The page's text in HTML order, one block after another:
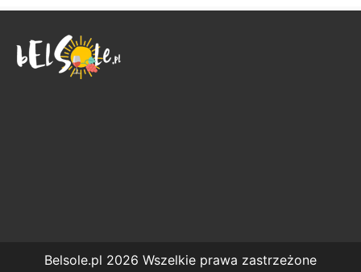
Belsole.pl 2026 Wszelkie prawa zastrzeżone